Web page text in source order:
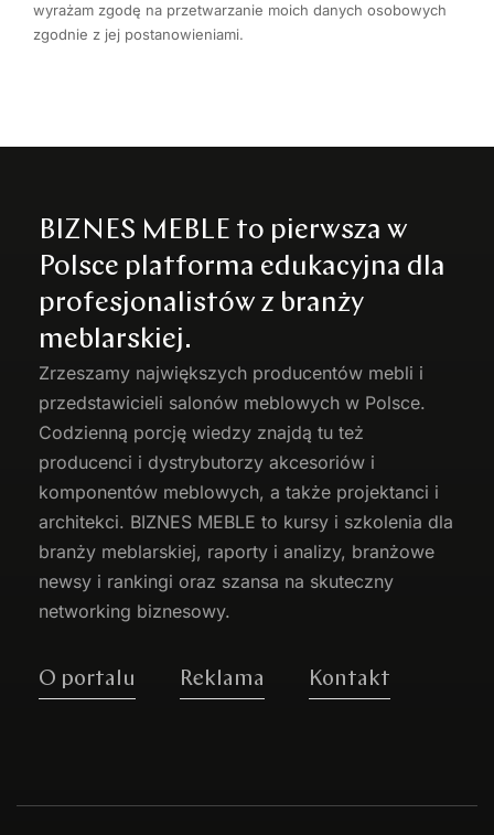
wyrażam zgodę na przetwarzanie moich danych osobowych
zgodnie z jej postanowieniami.
BIZNES MEBLE to pierwsza w
Polsce platforma edukacyjna dla
profesjonalistów z branży
meblarskiej.
Zrzeszamy największych producentów mebli i
przedstawicieli salonów meblowych w Polsce.
Codzienną porcję wiedzy znajdą tu też
producenci i dystrybutorzy akcesoriów i
komponentów meblowych, a także projektanci i
architekci. BIZNES MEBLE to kursy i szkolenia dla
branży meblarskiej, raporty i analizy, branżowe
newsy i rankingi oraz szansa na skuteczny
networking biznesowy.
O portalu Reklama Kontakt